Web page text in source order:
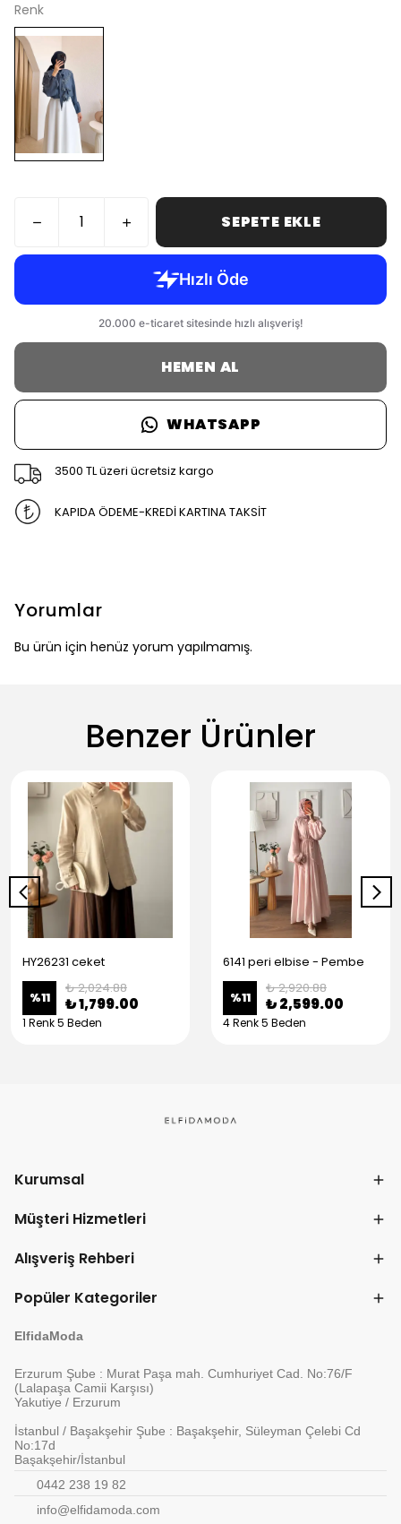
Renk
SEPETE EKLE
HEMEN AL
WHATSAPP
3500 TL üzeri ücretsiz kargo
KAPIDA ÖDEME-KREDİ KARTINA TAKSİT
Yorumlar
Bu ürün için henüz yorum yapılmamış.
Benzer Ürünler
HY26231 ceket
%11
₺ 2,024.88
₺ 1,799.00
1 Renk 5 Beden
6141 peri elbise - Pembe
%11
₺ 2,920.88
₺ 2,599.00
4 Renk 5 Beden
Kurumsal
Müşteri Hizmetleri
Alışveriş Rehberi
Popüler Kategoriler
ElfidaModa
Erzurum Şube : Murat Paşa mah. Cumhuriyet Cad. No:76/F
(Lalapaşa Camii Karşısı)
Yakutiye / Erzurum
İstanbul / Başakşehir Şube : Başakşehir, Süleyman Çelebi Cd
No:17d
Başakşehir/İstanbul
0442 238 19 82
info@elfidamoda.com